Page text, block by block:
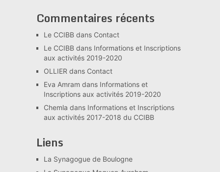
Commentaires récents
Le CCIBBdans Contact
Le CCIBBdans Informations et Inscriptions
aux activités 2019-2020
OLLIER dans Contact
Eva Amram dans Informations et
Inscriptions aux activités 2019-2020
Chemla dans Informations et Inscriptions
aux activités 2017-2018 du CCIBB
Liens
La Synagogue de Boulogne